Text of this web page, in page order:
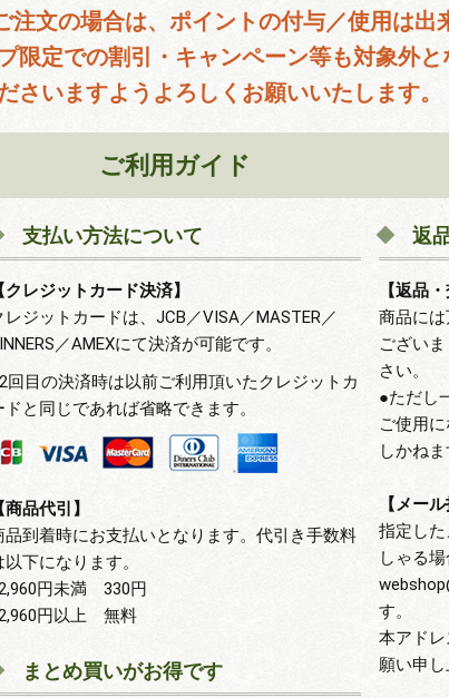
注文の場合は、ポイントの付与／使用は出
限定での割引・キャンペーン等も対象外と
さいますようよろしくお願いいたします。
ご利用ガイド
支払い方法について
クレジットカード決済】
レジットカードは、JCB／VISA／MASTER／
／AMEXにて決済が可能です。
回目の決済時は以前ご利用頂いたクレジットカ
ドと同じであれば省略できます。
商品代引】
品到着時にお支払いとなります。代引き手数料
以下になります。
円未満 330円
円以上 無料
まとめ買いがお得です
返
【返品・
商品に
ござい
さい。
●ただし
ご使用
しかねま
【メー
指定し
しゃる
す。
本アド
願い申し